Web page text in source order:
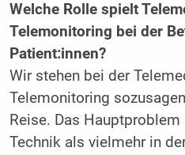
Welche Rolle spielt
Telemonitoring bei der
Patient:innen?
Wir stehen bei der
Telemonitoring
Reise. Das
Technik als vielmehr in